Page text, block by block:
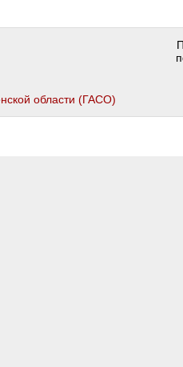
области (ГАСО)